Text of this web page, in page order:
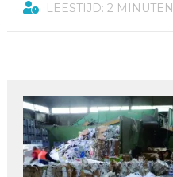
LEESTIJD: 2 MINUTEN